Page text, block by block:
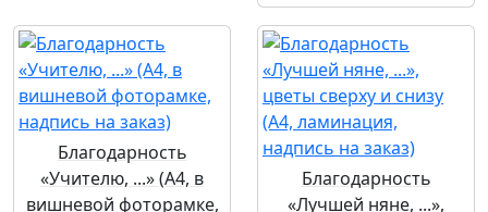
Благодарность
«Учителю, ...» (А4, в
вишневой фоторамке,
Благодарность
«Лучшей няне, ...»,